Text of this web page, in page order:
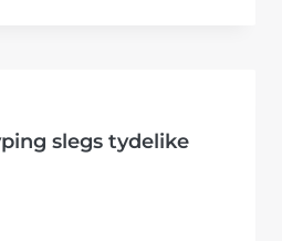
slegs tydelike